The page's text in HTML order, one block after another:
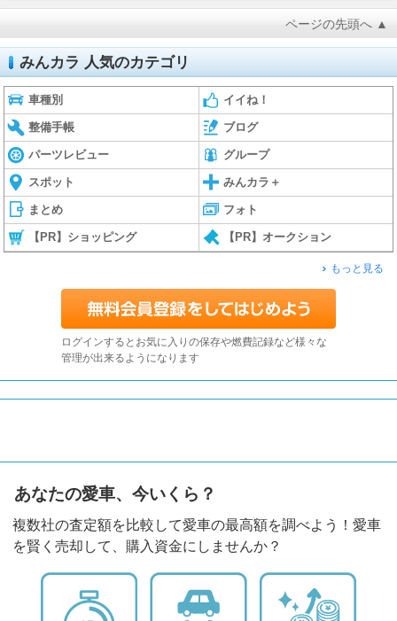
ページの先頭へ ▲
みんカラ 人気のカテゴリ
車種別 イイね！
整備手帳 ブログ
パーツレビュー グループ
スポット みんカラ＋
まとめ フォト
【PR】ショッピング 【PR】オークション
もっと見る
ログインするとお気に入りの保存や燃費記録など様々な
管理が出来るようになります
あなたの愛車、今いくら？
複数社の査定額を比較して愛車の最高額を調べよう！愛車
を賢く売却して、購入資金にしませんか？